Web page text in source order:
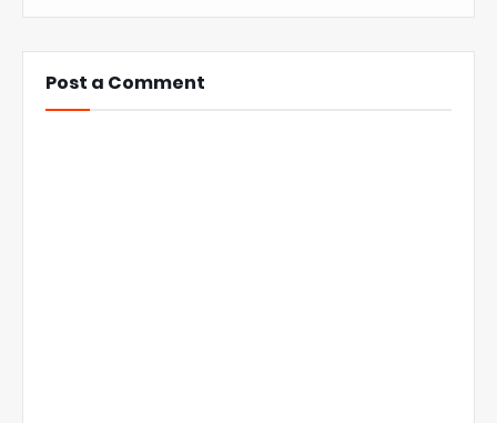
Post a Comment